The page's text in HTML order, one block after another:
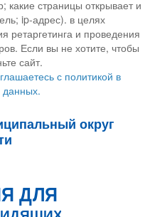
какие страницы открывает и
ip-адрес). в целях
ретаргетинга и проведения
Если вы не хотите, чтобы
сайт.
с политикой в
данных.